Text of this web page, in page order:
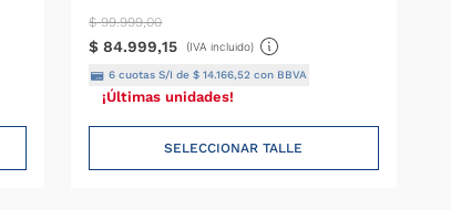
$ 99.999,00
$ 84.999,15 (IVA incluido)
6 cuotas S/I de$ 14.166,52 con BBVA
¡Últimas unidades!
SELECCIONAR TALLE